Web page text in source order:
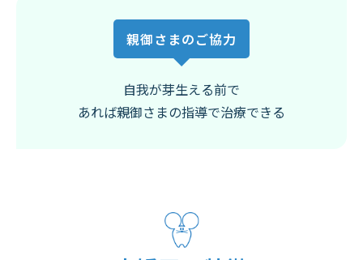
親御さまのご協力
自我が芽生える前で
あれば親御さまの指導で治療できる